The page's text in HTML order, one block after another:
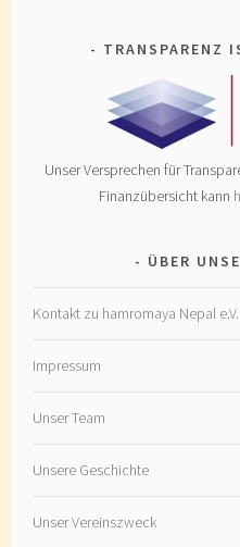
TRANSPARENZ
Unser Versprechen für
Finanzübersicht kann
ÜBER
Kontakt zu hamromaya Nepal e.V.
Impressum
Unser Team
Unsere Geschichte
Unser Vereinszweck